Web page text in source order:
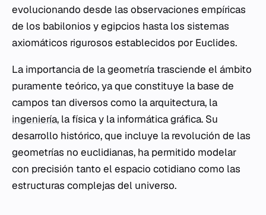
evolucionando desde las observaciones empíricas
de los babilonios y egipcios hasta los sistemas
axiomáticos rigurosos establecidos por Euclides.
La importancia de la geometría trasciende el ámbito
puramente teórico, ya que constituye la base de
campos tan diversos como la arquitectura, la
ingeniería, la física y la informática gráfica. Su
desarrollo histórico, que incluye la revolución de las
geometrías no euclidianas, ha permitido modelar
con precisión tanto el espacio cotidiano como las
estructuras complejas del universo.